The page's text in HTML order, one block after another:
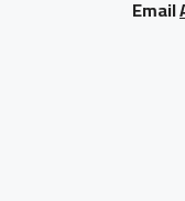
Email